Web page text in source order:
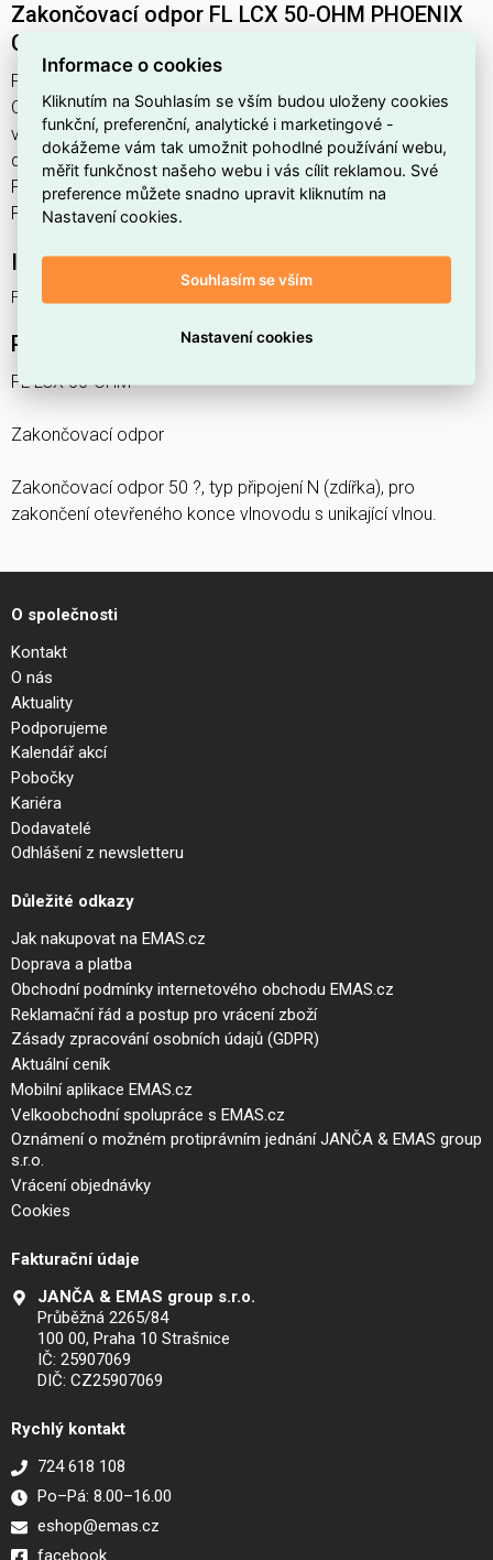
Zakončovací odpor FL LCX 50-OHM PHOENIX
CONTACT 2884978
FL LCX 50-OHM najdete v kategoriích SAT a TV technika,
Odporová zátěž, Spotřební a IT elektronika pro domácnost,
výrobce Phoenix Contact, EAN 4046356173162, kód
dodavatele 2884978. Zakončovací odpor FL LCX 50-OHM
PHOENIX CONTACT 2884978 nabízíme od 1 ks. Kód EMAS
FL LCX 50-OHM je ELOSOS1715738.
Interní název produktu
FL LCX 50-OHM
Podrobný popis produktu
FL LCX 50-OHM
Zakončovací odpor
Zakončovací odpor 50 ?, typ připojení N (zdířka), pro
zakončení otevřeného konce vlnovodu s unikající vlnou.
O společnosti
Kontakt
O nás
Aktuality
Podporujeme
Kalendář akcí
Pobočky
Kariéra
Dodavatelé
Odhlášení z newsletteru
Důležité odkazy
Jak nakupovat na EMAS.cz
Doprava a platba
Obchodní podmínky internetového obchodu EMAS.cz
Reklamační řád a postup pro vrácení zboží
Zásady zpracování osobních údajů (GDPR)
Aktuální ceník
Mobilní aplikace EMAS.cz
Velkoobchodní spolupráce s EMAS.cz
Oznámení o možném protiprávním jednání JANČA & EMAS group
s.r.o.
Vrácení objednávky
Cookies
Fakturační údaje
JANČA & EMAS group s.r.o.
Průběžná 2265/84
100 00, Praha 10 Strašnice
IČ: 25907069
DIČ: CZ25907069
Rychlý kontakt
724 618 108
Po–Pá: 8.00–16.00
eshop@emas.cz
facebook
Informace o cookies
Kliknutím na Souhlasím se vším budou uloženy cookies
funkční, preferenční, analytické i marketingové -
dokážeme vám tak umožnit pohodlné používání webu,
měřit funkčnost našeho webu i vás cílit reklamou. Své
preference můžete snadno upravit kliknutím na
Nastavení cookies.
Souhlasím se vším
Nastavení cookies